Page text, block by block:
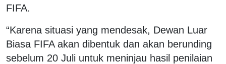
FIFA.
“Karena situasi yang mendesak, Dewan Luar
Biasa FIFA akan dibentuk dan akan berunding
sebelum 20 Juli untuk meninjau hasil penilaian